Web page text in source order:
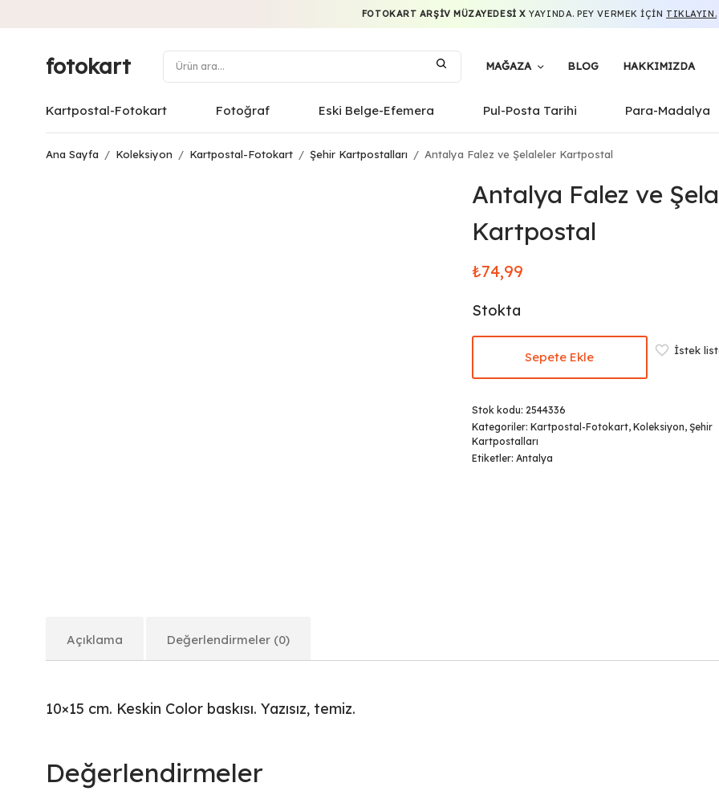
FOTOKART ARŞIV MÜZAYEDESI X YAYINDA. PEY VERMEK IÇIN TIKLAYIN.
fotokart MAĞAZA BLOG HAKKIMIZDA
Kartpostal-Fotokart Fotoğraf Eski Belge-Efemera Pul-Posta Tarihi Para-Madalya
Ana Sayfa / Koleksiyon / Kartpostal-Fotokart / Şehir Kartpostalları / Antalya Falez ve Şelaleler Kartpostal
Antalya Falez ve
Kartpostal
₺74,99
Stokta
Sepete Ekle İstek
Stok kodu: 2544336
Kategoriler: Kartpostal-Fotokart, Koleksiyon, Şehir
Kartpostalları
Etiketler: Antalya
Açıklama Değerlendirmeler (0)
10×15 cm. Keskin Color baskısı. Yazısız, temiz.
Değerlendirmeler